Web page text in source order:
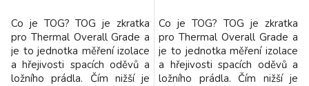
Co je TOG? TOG je zkratka
pro Thermal Overall Grade a
je to jednotka měření izolace
a hřejivosti spacích oděvů a
ložního prádla. Čím nižší je
Co je TOG? TOG je zkratka
pro Thermal Overall Grade a
je to jednotka měření izolace
a hřejivosti spacích oděvů a
ložního prádla. Čím nižší je